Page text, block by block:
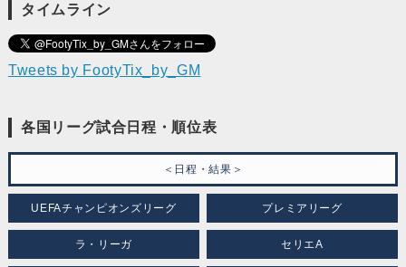
タイムライン
Tweets by FootyTix_by_GM
各国リーグ試合日程・順位表
＜日程・結果＞
UEFAチャンピオンズリーグ プレミアリーグ
ラ・リーガ セリエA